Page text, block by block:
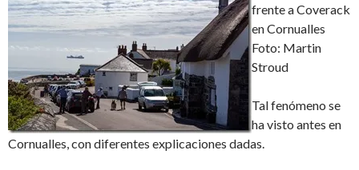
frente a Coverack
en Cornualles
Foto: Martin
Stroud
Tal fenómeno se
ha visto antes en
Cornualles, con diferentes explicaciones dadas.